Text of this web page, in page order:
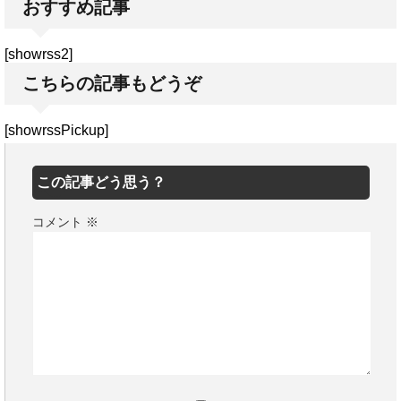
おすすめ記事
[showrss2]
こちらの記事もどうぞ
[showrssPickup]
この記事どう思う？
コメント ※